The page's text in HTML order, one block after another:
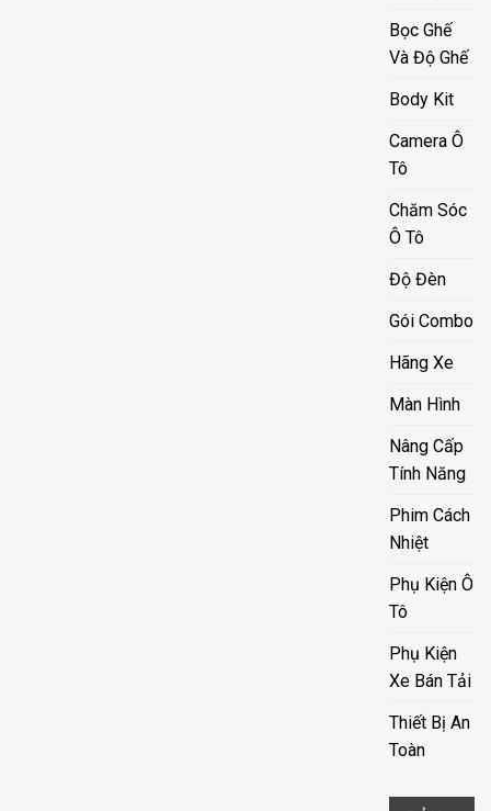
Bọc Ghế
Và Độ Ghế
Body Kit
Camera Ô
Tô
Chăm Sóc
Ô Tô
Độ Đèn
Gói Combo
Hãng Xe
Màn Hình
Nâng Cấp
Tính Năng
Phim Cách
Nhiệt
Phụ Kiện Ô
Tô
Phụ Kiện
Xe Bán Tải
Thiết Bị An
Toàn